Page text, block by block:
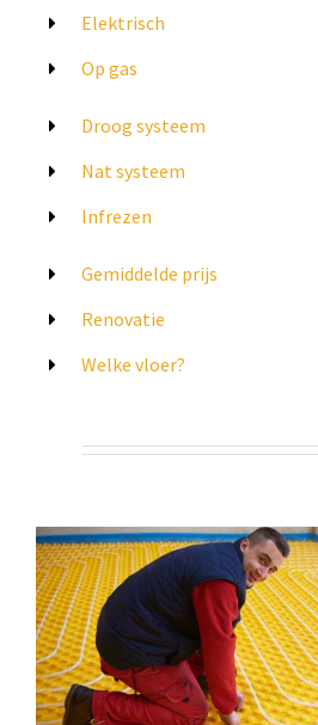
Elektrisch
Op gas
Droog systeem
Nat systeem
Infrezen
Gemiddelde prijs
Renovatie
Welke vloer?